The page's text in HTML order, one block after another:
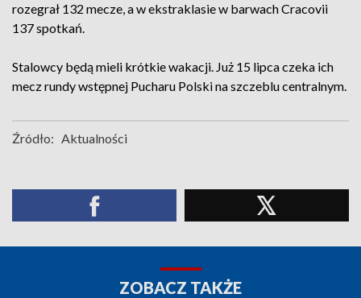
rozegrał 132 mecze, a w ekstraklasie w barwach Cracovii
137 spotkań.
Stalowcy będą mieli krótkie wakacji. Już 15 lipca czeka ich
mecz rundy wstępnej Pucharu Polski na szczeblu centralnym.
Źródło: Aktualności
ZOBACZ TAKŻE